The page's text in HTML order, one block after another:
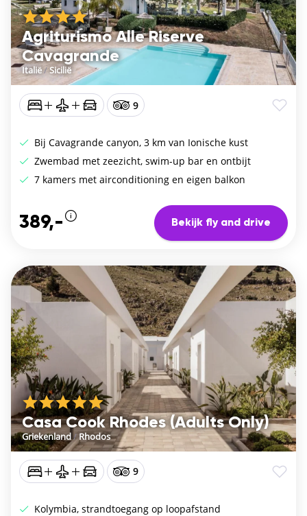
Agriturismo Alle Riserve
Cavagrande
Italië/Sicilië
9
Bij Cavagrande canyon, 3 km van Ionische kust
Zwembad met zeezicht, swim-up bar en ontbijt
7 kamers met airconditioning en eigen balkon
389,- Bekijk fly and drive
Casa Cook Rhodes (Adults Only)
Griekenland/Rhodos
9
Kolymbia, strandtoegang op loopafstand